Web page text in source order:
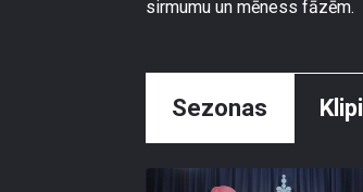
sirmumu un mēness fāzēm.
Sezonas Klipi